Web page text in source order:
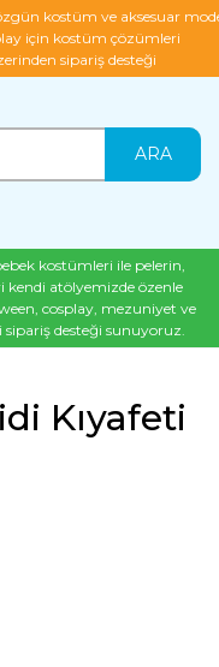
kostüm ve aksesuar
için kostüm çözümleri
sipariş desteği
ARA
kostümleri ile pelerin,
kendi atölyemizde özenle
cosplay, mezuniyet ve
desteği sunuyoruz.
Kıyafeti